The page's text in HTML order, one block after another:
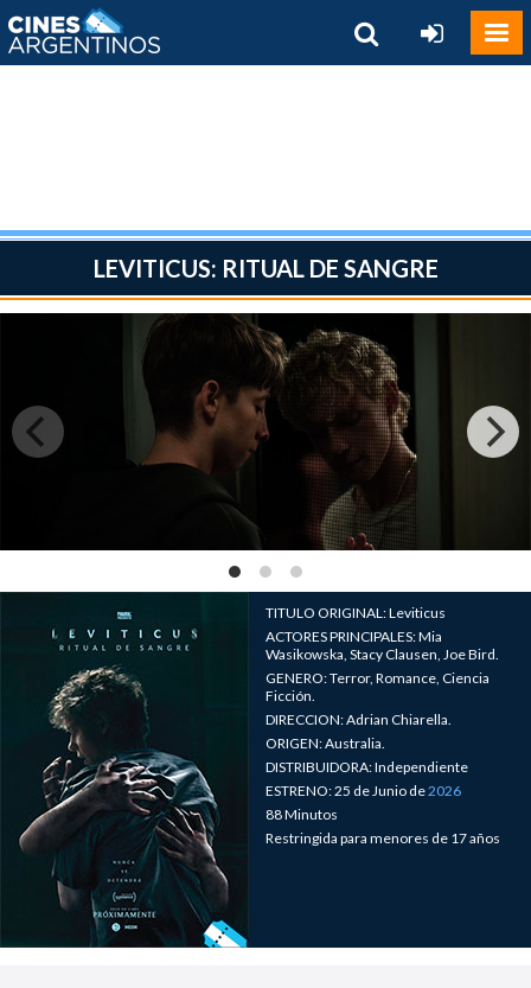
LEVITICUS: RITUAL DE SANGRE
TITULO ORIGINAL: Leviticus
ACTORES PRINCIPALES: Mia
Wasikowska, Stacy Clausen, Joe Bird.
GENERO: Terror, Romance, Ciencia
Ficción.
DIRECCION: Adrian Chiarella.
ORIGEN: Australia.
DISTRIBUIDORA: Independiente
ESTRENO: 25 de Junio de2026
88 Minutos
Restringida para menores de 17 años